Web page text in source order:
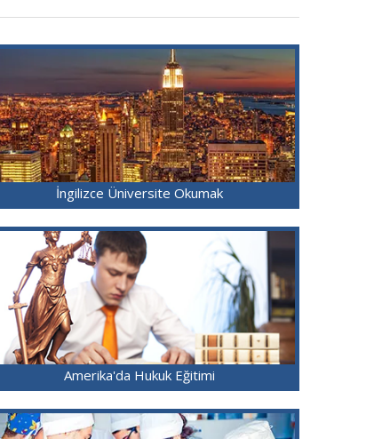
İngilizce Üniversite Okumak
Amerika'da Hukuk Eğitimi